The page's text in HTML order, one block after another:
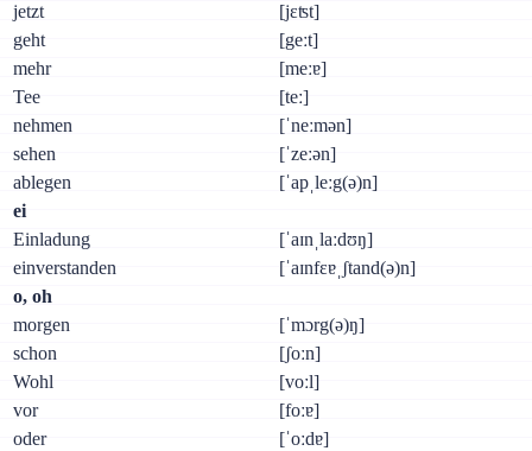
jetzt
[jɛʦt]
geht
[geːt]
mehr
[meːɐ]
Tee
[teː]
nehmen
[ˈneːmən]
sehen
[ˈzeːən]
ablegen
[ˈapˌleːg(ə)n]
ei
Einladung
[ˈaɪnˌlaːdʊŋ]
einverstanden
[ˈaɪnfɛɐˌʃtand(ə)n]
о, oh
morgen
[ˈmɔrg(ə)ŋ]
schon
[ʃoːn]
Wohl
[voːl]
vor
[foːɐ]
oder
[ˈoːdɐ]